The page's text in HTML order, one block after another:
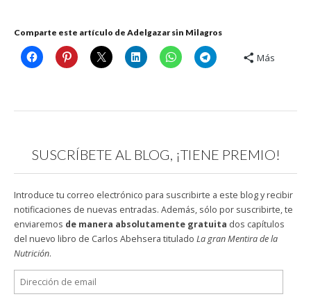
Comparte este artículo de Adelgazar sin Milagros
Más
SUSCRÍBETE AL BLOG, ¡TIENE PREMIO!
Introduce tu correo electrónico para suscribirte a este blog y recibir
notificaciones de nuevas entradas. Además, sólo por suscribirte, te
enviaremos de manera absolutamente gratuita dos capítulos
del nuevo libro de Carlos Abehsera titulado La gran Mentira de la
Nutrición.
Dirección
de